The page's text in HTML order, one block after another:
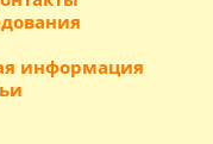
информация